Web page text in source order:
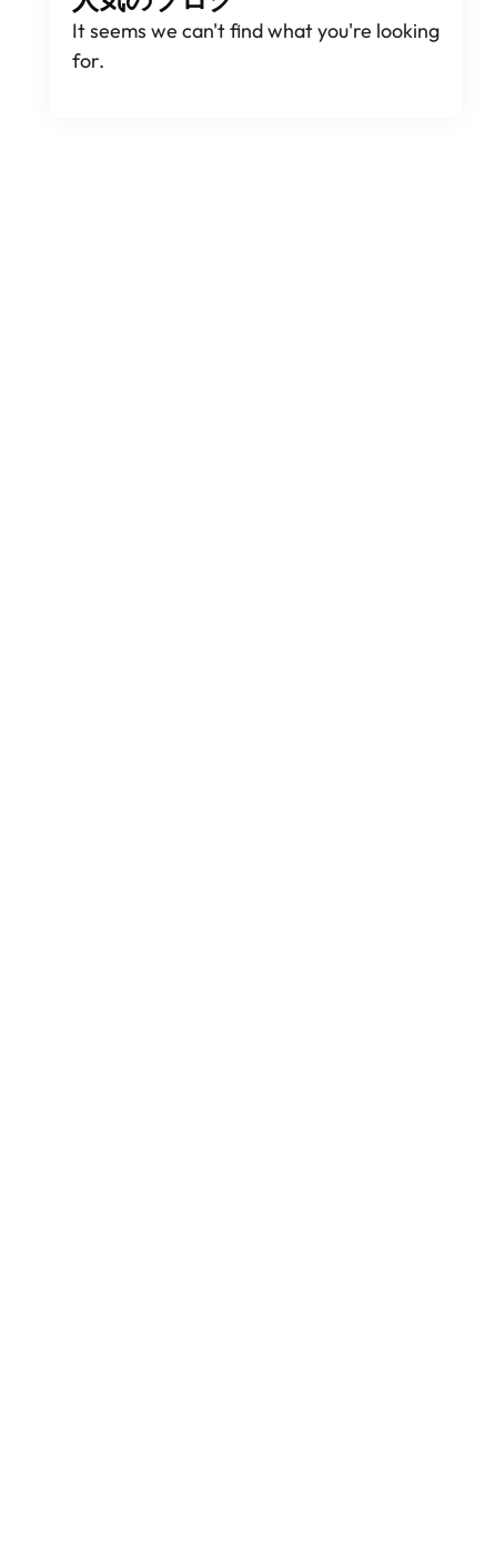
It seems we can't find what you're looking
for.